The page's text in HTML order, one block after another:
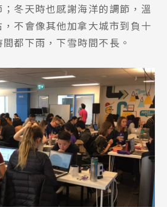
冬天時也感謝海洋的調節，溫
不會像其他加拿大城市到負十
都下雨，下雪時間不長。